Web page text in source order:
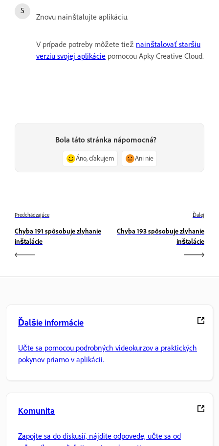
Znovu nainštalujte aplikáciu.
V prípade potreby môžete tiež nainštalovať staršiu
verziu svojej aplikácie pomocou Apky Creative Cloud.
Bola táto stránka nápomocná?
Áno, ďakujem Ani nie
Predchádzajúce
Chyba 191 spôsobuje zlyhanie
inštalácie
Ďalej
Chyba 193 spôsobuje zlyhanie
inštalácie
Ďalšie informácie
Učte sa pomocou podrobných videokurzov a praktických
pokynov priamo v aplikácii.
Komunita
Zapojte sa do diskusií, nájdite odpovede, učte sa od